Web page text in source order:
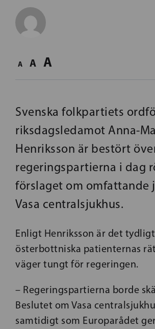
A A A
Svenska folkpartiets
riksdagsledamot Anna-
Henriksson är bestört
regeringspartierna i dag
förslaget om omfattande
Vasa centralsjukhus.
Enligt Henriksson är det
österbottniska patienternas
väger tungt för regeringen.
– Regeringspartierna borde
Beslutet om Vasa
samtidigt som Europarådet